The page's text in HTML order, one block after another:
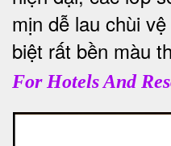
mịn dễ lau chùi
biệt rất bền màu
For Hotels And